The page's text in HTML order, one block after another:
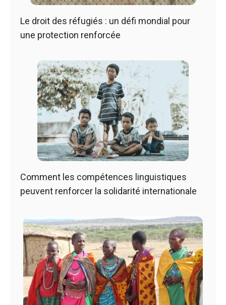
Le droit des réfugiés : un défi mondial pour
une protection renforcée
Comment les compétences linguistiques
peuvent renforcer la solidarité internationale